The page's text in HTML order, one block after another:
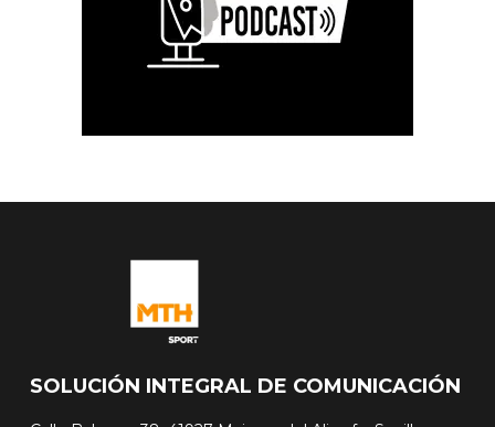
SOLUCIÓN INTEGRAL DE COMUNICACIÓN